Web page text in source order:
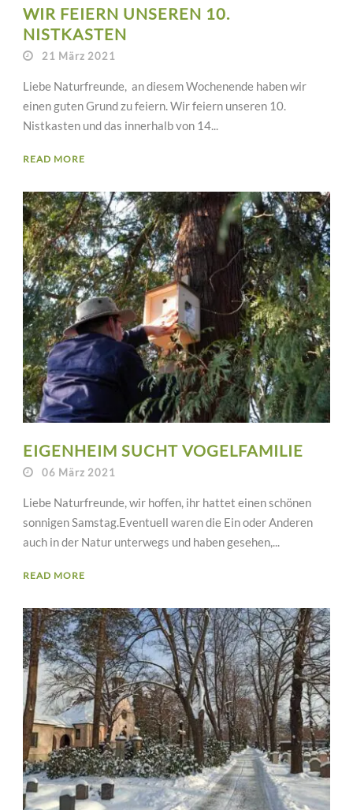
WIR FEIERN UNSEREN 10.
NISTKASTEN
21 März 2021
Liebe Naturfreunde, an diesem Wochenende haben wir
einen guten Grund zu feiern. Wir feiern unseren 10.
Nistkasten und das innerhalb von 14...
READ MORE
EIGENHEIM SUCHT VOGELFAMILIE
06 März 2021
Liebe Naturfreunde, wir hoffen, ihr hattet einen schönen
sonnigen Samstag.Eventuell waren die Ein oder Anderen
auch in der Natur unterwegs und haben gesehen,...
READ MORE